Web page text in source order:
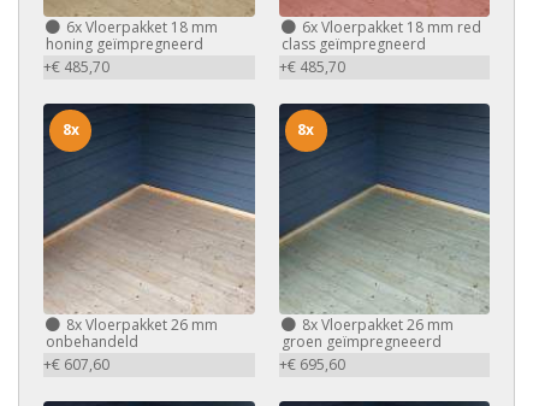
6xVloerpakket 18 mm
honing geïmpregneerd
+€ 485,70
6xVloerpakket 18 mm red
class geïmpregneerd
+€ 485,70
8xVloerpakket 26 mm
onbehandeld
+€ 607,60
8x
8xVloerpakket 26 mm
groen geïmpregneeerd
+€ 695,60
8x